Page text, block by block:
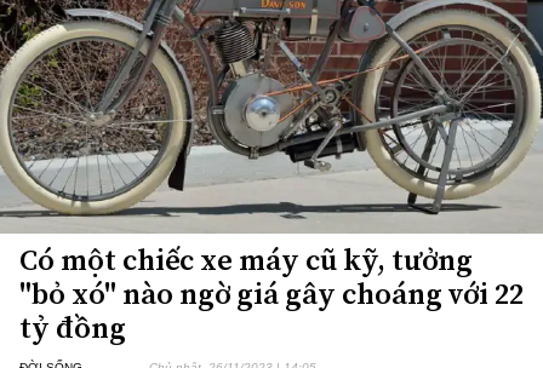
Có một chiếc xe máy cũ kỹ, tưởng
"bỏ xó" nào ngờ giá gây choáng với 22
tỷ đồng